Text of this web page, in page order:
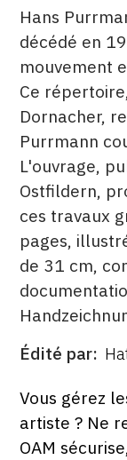
DESCRITPTION
Hans
décédé en
mouvement
Ce
Dornacher,
Purrmann
L'ouvrage,
Ostfildern,
ces travaux
pages,
de 31 cm,
ÉDITÉ
Édité par
FORMAT
ÉTAT
Vous gérez
artiste ? Ne
OAM